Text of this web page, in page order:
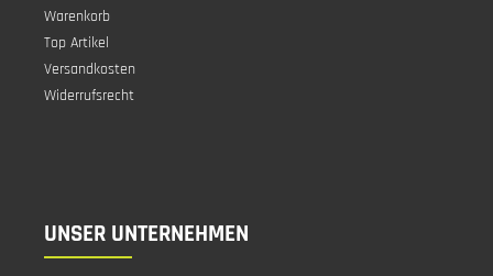
Warenkorb
Top Artikel
Versandkosten
Widerrufsrecht
UNSER UNTERNEHMEN